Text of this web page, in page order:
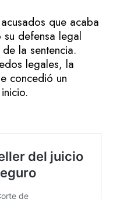
que acaba
defensa legal
la sentencia.
legales, la
concedió un